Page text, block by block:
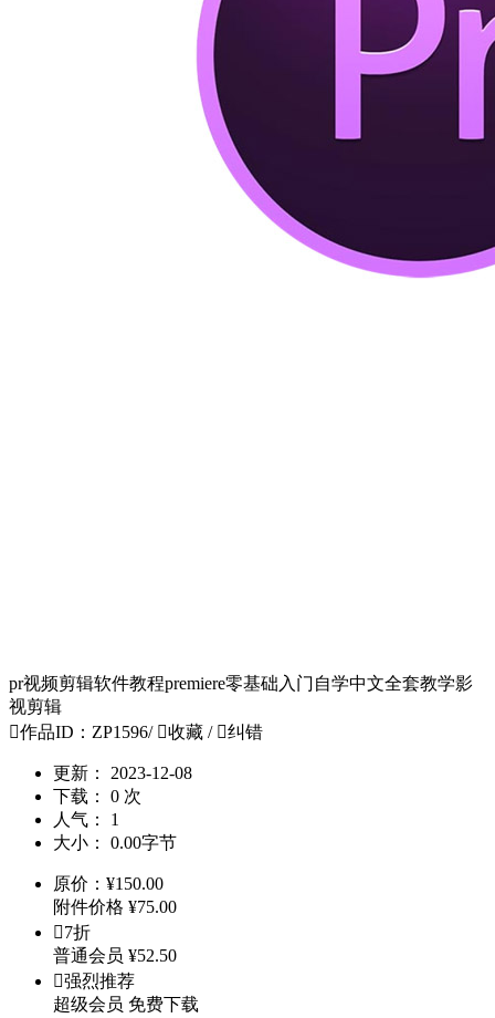
pr视频剪辑软件教程premiere零基础入门自学中文全套教学影
视剪辑
作品ID：ZP1596/ 收藏 / 纠错
更新：
2023-12-08
下载：
0 次
人气：
1
大小：
0.00字节
原价： ¥150.00
附件价格 ¥75.00
7折
普通会员 ¥52.50
强烈推荐
超级会员 免费下载